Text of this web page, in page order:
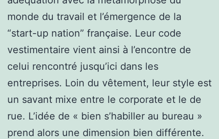
monde du travail et l’émergence de la
“start-up nation” française. Leur code
vestimentaire vient ainsi à l’encontre de
celui rencontré jusqu’ici dans les
entreprises. Loin du vêtement, leur style est
un savant mixe entre le corporate et le de
rue. L’idée de « bien s’habiller au bureau »
prend alors une dimension bien différente.